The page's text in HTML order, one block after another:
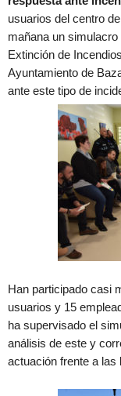
usuarios del centro
mañana un
Extinción de
Ayuntamiento de
ante este tipo de
Han participado casi
usuarios y 15
ha supervisado el
análisis de este y
actuación frente a las